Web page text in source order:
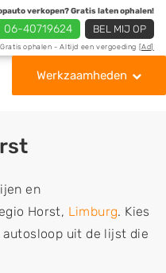
verkopen? Gratis laten ophalen!
06-40719624 BEL MIJ OP
Gratis ophalen - Altijd een vergoeding [Ad]
Werkzaamheden
en
Horst, Limburg. Kies
uit de lijst die
van gebruikte,